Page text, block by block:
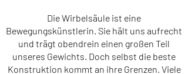
Die Wirbelsäule ist eine
Bewegungskünstlerin. Sie hält uns aufrecht
und trägt obendrein einen großen Teil
unseres Gewichts. Doch selbst die beste
Konstruktion kommt an ihre Grenzen. Viele